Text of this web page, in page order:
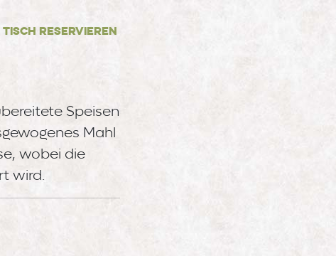
Tisch reservieren
Speisen
Mahl
wobei die
wird.